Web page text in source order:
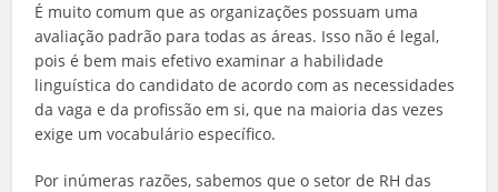
É muito comum que as organizações possuam uma
avaliação padrão para todas as áreas. Isso não é legal,
pois é bem mais efetivo examinar a habilidade
linguística do candidato de acordo com as necessidades
da vaga e da profissão em si, que na maioria das vezes
exige um vocabulário específico.
Por inúmeras razões, sabemos que o setor de RH das